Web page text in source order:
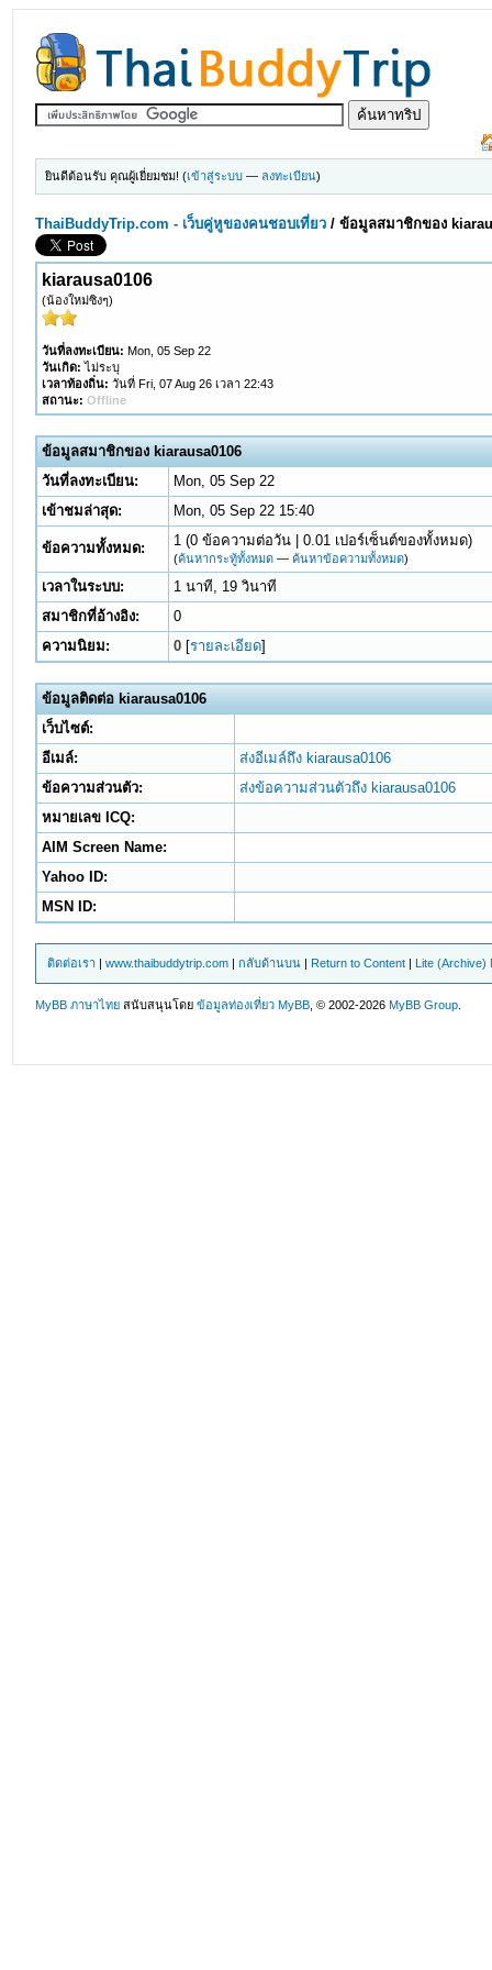
ยินดีต้อนรับ คุณผู้เยี่ยมชม! (เข้าสู่ระบบ — ลงทะเบียน)
ThaiBuddyTrip.com - เว็บคู่หูของคนชอบเที่ยว /ข้อมูลสมาชิกของ
kiarausa0106
(น้องใหม่ซิงๆ)
วันที่ลงทะเบียน: Mon, 05 Sep 22
วันเกิด: ไม่ระบุ
เวลาท้องถิ่น: วันที่ Fri, 07 Aug 26 เวลา 22:43
สถานะ: Offline
ข้อมูลสมาชิกของ kiarausa0106
วันที่ลงทะเบียน:
Mon, 05 Sep 22
เข้าชมล่าสุด:
Mon, 05 Sep 22 15:40
ข้อความทั้งหมด: 1 (0 ข้อความต่อวัน | 0.01 เปอร์เซ็นต์ของทั้งหมด)
(ค้นหากระทู้ทั้งหมด — ค้นหาข้อความทั้งหมด)
เวลาในระบบ:
1 นาที, 19 วินาที
สมาชิกที่อ้างอิง:
0
ความนิยม:
0 [รายละเอียด]
ข้อมูลติดต่อ kiarausa0106
เว็บไซต์:
อีเมล์:
ส่งอีเมล์ถึง kiarausa0106
ข้อความส่วนตัว:
ส่งข้อความส่วนตัวถึง kiarausa0106
หมายเลข ICQ:
AIM Screen Name:
Yahoo ID:
MSN ID:
ติดต่อเรา |www.thaibuddytrip.com |กลับด้านบน | Return to Content | Lite (Archive)
MyBB ภาษาไทย สนับสนุนโดยข้อมูลท่องเที่ยว MyBB , © 2002-2026MyBB Group